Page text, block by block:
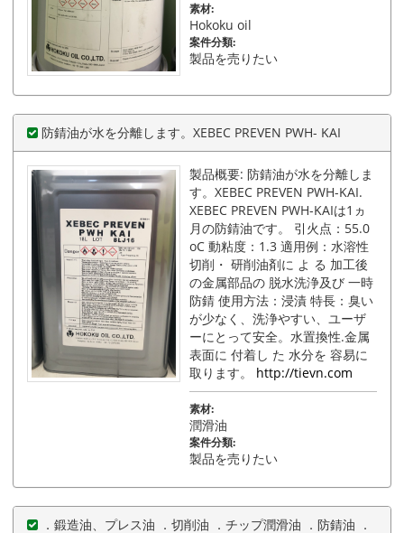
素材:
Hokoku oil
案件分類:
製品を売りたい
防錆油が水を分離します。XEBEC PREVEN PWH- KAI
製品概要: 防錆油が水を分離しま
す。XEBEC PREVEN PWH-KAI.
XEBEC PREVEN PWH-KAIは1ヵ
月の防錆油です。 引火点：55.0
oC 動粘度：1.3 適用例：水溶性
切削・ 研削油剤に よ る 加工後
の金属部品の 脱水洗浄及び 一時
防錆 使用方法：浸漬 特長：臭い
が少なく、洗浄やすい、ユーザ
ーにとって安全。水置換性.金属
表面に 付着し た 水分を 容易に
取ります。 http://tievn.com
素材:
潤滑油
案件分類:
製品を売りたい
．鍛造油、プレス油 ．切削油 ．チップ潤滑油 ．防錆油 ．